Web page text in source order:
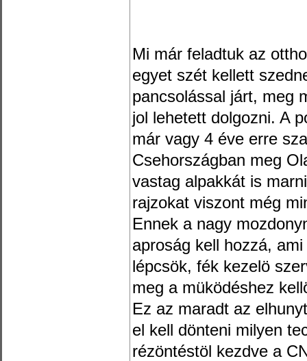
Mi már feladtuk az
egyet szét kellett
pancsolással járt, meg
jol lehetett dolgozni. A
már vagy 4 éve erre
Csehországban meg
vastag alpakkát is
rajzokat viszont még
Ennek a nagy
aproság kell hozzá,
lépcsök, fék kezelö
meg a müködéshez
Ez az maradt az
el kell dönteni milyen
rézöntéstöl kezdve a